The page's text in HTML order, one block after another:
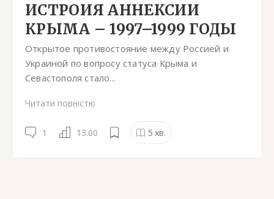
ИСТРОИЯ АННЕКСИИ
КРЫМА – 1997–1999 ГОДЫ
Открытое противостояние между Россией и
Украиной по вопросу статуса Крыма и
Севастополя стало...
Читати повністю
1 13.00 5 хв.